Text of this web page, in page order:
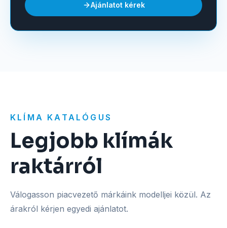
Ajánlatot kérek
KLÍMA KATALÓGUS
Legjobb klímák
raktárról
Válogasson piacvezető márkáink modelljei közül. Az
árakról kérjen egyedi ajánlatot.